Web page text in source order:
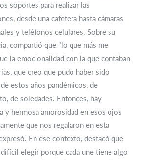
soportes para realizar las
desde una cafetera hasta cámaras
y teléfonos celulares. Sobre su
compartió que "lo que más me
la emocionalidad con la que contaban
que creo que pudo haber sido
estos años pandémicos, de
de soledades. Entonces, hay
y hermosa amorosidad en esos ojos
que nos regalaron en esta
En ese contexto, destacó que
elegir porque cada une tiene algo